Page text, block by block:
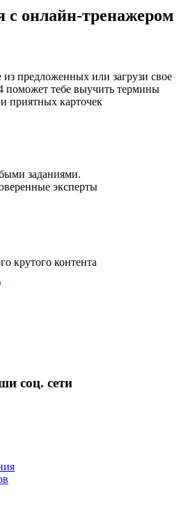
онлайн-тренажером
предложенных или загрузи свое
поможет тебе выучить термины
приятных карточек
заданиями.
эксперты
крутого контента
соц. сети